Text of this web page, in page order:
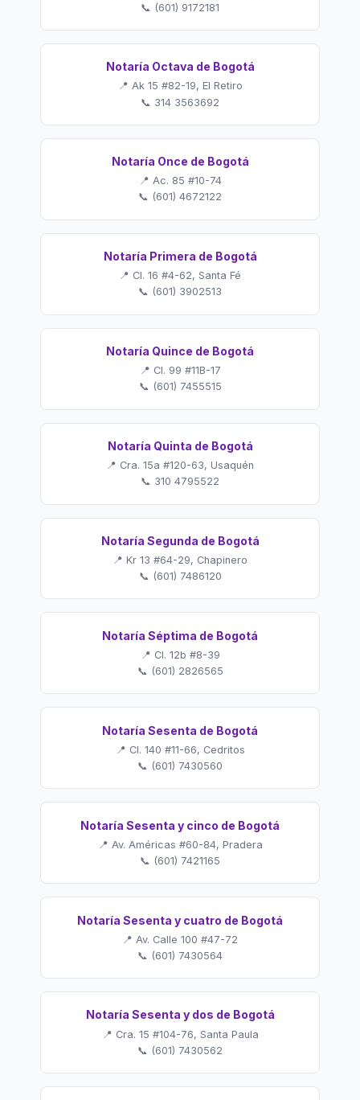
📞 (601) 9172181
Notaría Octava de Bogotá
📍 Ak 15 #82-19, El Retiro
📞 314 3563692
Notaría Once de Bogotá
📍 Ac. 85 #10-74
📞 (601) 4672122
Notaría Primera de Bogotá
📍 Cl. 16 #4-62, Santa Fé
📞 (601) 3902513
Notaría Quince de Bogotá
📍 Cl. 99 #11B-17
📞 (601) 7455515
Notaría Quinta de Bogotá
📍 Cra. 15a #120-63, Usaquén
📞 310 4795522
Notaría Segunda de Bogotá
📍 Kr 13 #64-29, Chapinero
📞 (601) 7486120
Notaría Séptima de Bogotá
📍 Cl. 12b #8-39
📞 (601) 2826565
Notaría Sesenta de Bogotá
📍 Cl. 140 #11-66, Cedritos
📞 (601) 7430560
Notaría Sesenta y cinco de Bogotá
📍 Av. Américas #60-84, Pradera
📞 (601) 7421165
Notaría Sesenta y cuatro de Bogotá
📍 Av. Calle 100 #47-72
📞 (601) 7430564
Notaría Sesenta y dos de Bogotá
📍 Cra. 15 #104-76, Santa Paula
📞 (601) 7430562